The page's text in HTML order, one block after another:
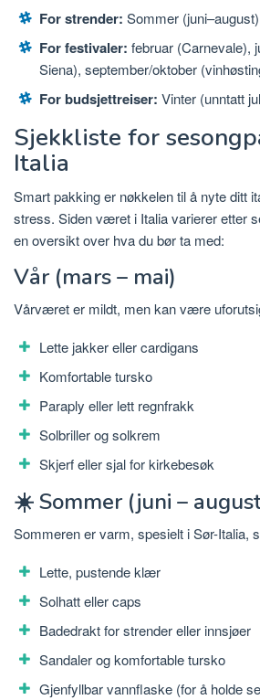
For strender: Sommer
For festivaler: februar (Carnevale),
Siena), september/oktober
For budsjettreiser: Vinter (unntatt
Sjekkliste for
Italia
Smart pakking er nøkkelen til å nyte ditt
stress. Siden været i Italia varierer etter
en oversikt over hva du bør ta med:
Vår (mars – mai)
Vårværet er mildt, men kan være
Lette jakker eller cardigans
Komfortable tursko
Paraply eller lett regnfrakk
Solbriller og solkrem
Skjerf eller sjal for kirkebesøk
☀️ Sommer (juni –
Sommeren er varm, spesielt i Sør-Italia,
Lette, pustende klær
Solhatt eller caps
Badedrakt for strender eller innsjøer
Sandaler og komfortable tursko
Gjenfyllbar vannflaske (for å holde